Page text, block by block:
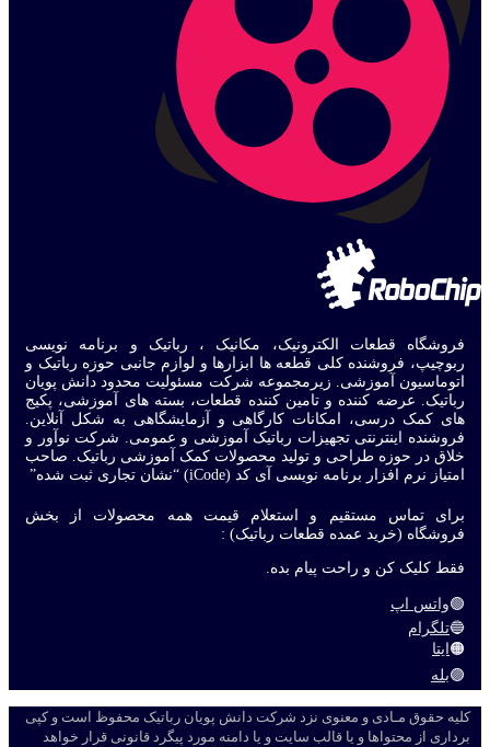
فروشگاه قطعات الکترونیک، مکانیک ، رباتیک و برنامه نویسی
ربوچیپ، فروشنده کلی قطعه ها ابزارها و لوازم جانبی حوزه رباتیک و
اتوماسیون آموزشی. زیرمجموعه شرکت مسئولیت محدود دانش پویان
رباتیک. عرضه کننده و تامین کننده قطعات، بسته های آموزشی، پکیج
های کمک درسی، امکانات کارگاهی و آزمایشگاهی به شکل آنلاین.
فروشنده اینترنتی تجهیزات رباتیک آموزشی و عمومی. شرکت نوآور و
خلاق در حوزه طراحی و تولید محصولات کمک آموزشی رباتیک. صاحب
امتیاز نرم افزار برنامه نویسی آی کد (iCode) “نشان تجاری ثبت شده”
برای تماس مستقیم و استعلام قیمت همه محصولات از بخش
فروشگاه (خرید عمده قطعات رباتیک) :
فقط کلیک کن و راحت پیام بده.
🟢واتس اپ
🔵تلگرام
🟠 ایتا
🟣بله
کلیه حقوق مـادی و معنوی نزد شرکت دانش پویان رباتیک محفوظ است و کپی
برداری از محتواها و یا قالب سایت و یا دامنه مورد پیگرد قانونی قرار خواهد